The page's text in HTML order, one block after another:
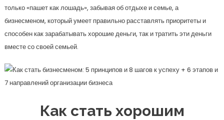
только «пашет как лошадь», забывая об отдыхе и семье, а
бизнесменом, который умеет правильно расставлять приоритеты и
способен как зарабатывать хорошие деньги, так и тратить эти деньги
вместе со своей семьей.
Как стать хорошим